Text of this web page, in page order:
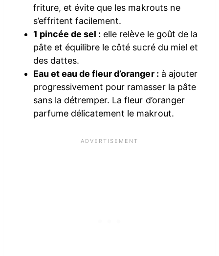
friture, et évite que les makrouts ne
s’effritent facilement.
1 pincée de sel : elle relève le goût de la
pâte et équilibre le côté sucré du miel et
des dattes.
Eau et eau de fleur d’oranger : à ajouter
progressivement pour ramasser la pâte
sans la détremper. La fleur d’oranger
parfume délicatement le makrout.